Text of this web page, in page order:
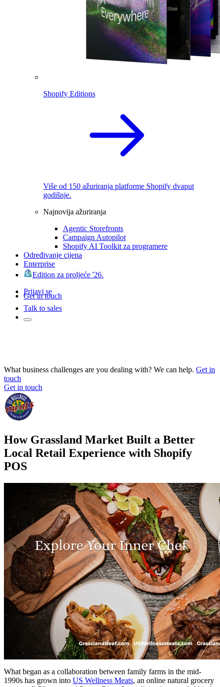
Shopify Editions
Više od 150 ažuriranja platforme Shopify dvaput
godišnje.
Najnovija ažuriranja
Agentic Storefronts
Campaign Autopilot
Shopify AI Toolkit za programere
Određivanje cijena
Enterprise
Edition za proljeće '26.
Prijavi se
Get in touch
Talk to sales
What business challenges are you dealing with? We can help. Get in
touch
Get in touch
How Grassland Market Built a Better
Local Retail Experience with Shopify
POS
What began as a collaboration between family farms in the mid-
1990s has grown into US Wellness Meats, an online natural grocery